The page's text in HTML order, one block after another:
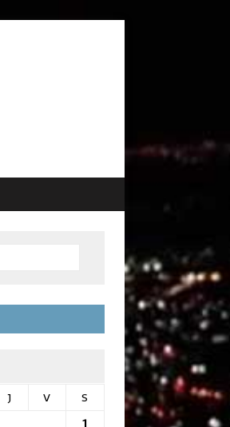
J V
S
1